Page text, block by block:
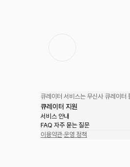
큐레이터 서비스는 무신사 큐레이터
큐레이터 지원
서비스 안내
FAQ 자주 묻는 질문
이용약관·운영 정책